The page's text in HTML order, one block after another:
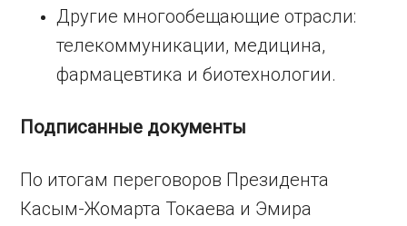
Другие многообещающие отрасли:
телекоммуникации, медицина,
фармацевтика и биотехнологии.
Подписанные документы
По итогам переговоров Президента
Касым-Жомарта Токаева и Эмира